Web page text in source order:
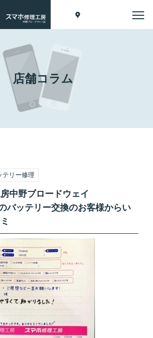
店舗コラム
テリー修理
中野ブロードウェイ
バッテリー交換のお客様からい